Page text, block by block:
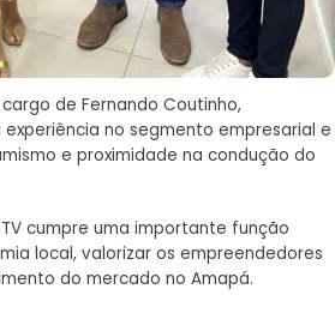
de Fernando Coutinho,
no segmento empresarial e
e proximidade na condução do
TV cumpre uma importante função
local, valorizar os empreendedores
do mercado no Amapá.